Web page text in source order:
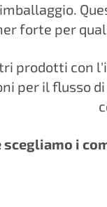
forte per
prodotti con
per il flusso
scegliamo i